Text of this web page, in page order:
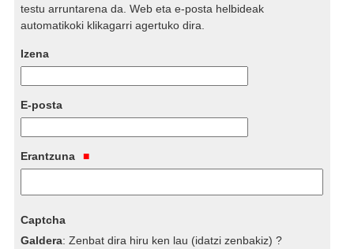
testu arruntarena da. Web eta e-posta helbideak
automatikoki klikagarri agertuko dira.
Izena
E-posta
Erantzuna
Captcha
Galdera:Zenbat dira hiru ken lau (idatzi zenbakiz) ?